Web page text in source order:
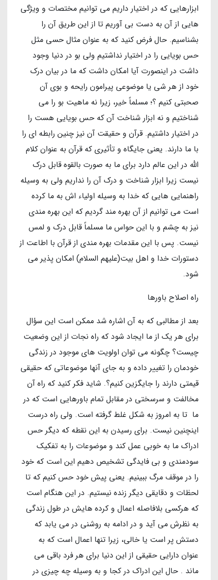
ابزارهایی که در اختیار داریم می توانیم مختصات و ویژگی
هایی از آن به دست بی آوریم تا از این طریق آن را
بشناسیم. حال فرض کنید که به عنوان مثال حسی مثل
حس بویایی را در اختیار نداشتیم ولی بو در دنیا وجود
داشت در اینصورت آیا امکان داشت که ما در بیان درک
خود از هر شی یا موضوعی پیرامون رایحه و بوی آن
صحبتی کنیم ؟؛ مسلماً خیر، زیرا نه ماهیت بو را می
شناختیم و نه ابزار شناخت آن که حس بویایی هست را
در اختیار داشتیم. قرآن و حقیقت آن نیز چنین رابطه ای را
با ما دارند. یعنی جایگاه و تأثیری که قرآن به عنوان کلام
الله در این عالم دارد برای ما به صورت بالقوه قابل درک
نیست زیرا ابزار شناخت و درک آن را نداریم ولی به وسیله
راهنمایی هایی که خدا به وسیله اولیاء اش به ما کرده
است می توانیم از آن بهره مند گردیم که این بهره مندی
نیز به چشم و با این حواس ما مسلماً قابل درک و لمس
نیست. پس با این مقدمات بهره مندی از قرآن با اطاعت از
دستورات خدا و اهل بیت(علیهم السلام) امکان پذیر می
شود.
راه اصلاح باورها
بعد از مطالبی که به آن اشاره شد ممکن است این سؤال
برای هر یک از ما ایجاد شود که راه نجات از این وضعیت
چیست؟ چگونه می توان اولویت های موجود در زندگی
خودمان را تغییر داده و به جای آنها موضوعاتی که حقیقی
قیمتی دارند را جایگزین کنیم؟. شاید فکر کنید که راه آن
مخالفت و سرسختی در مقابل تمام باورهایی است که در
ما تا به امروز به شکل غلط گرفته است. ولی راه درست
اینچنین نیست. برای رسیدن به این نقطه که دیگر حس
ادراک ما به خوبی عمل کند و موضوعات را به تفکیک
سودمندی و بی فایدگی تشخیص دهیم این است که خود
را در موقف مرگ ببینیم. یعنی پیش خود حس کنیم که تا
لحظات و دقایقی دیگر زنده نیستیم. در این هنگام است
که هرکسی بلافاصله اعمال و کرده هایش در طول زندگی
به نظرش می آید و در ادامه به روشنی در می یابد که
دستش پر است یا خالی، زیرا تنها اعمال است که به
عنوان دارایی حقیقی از این دنیا برای هر فرد باقی می
ماند . حال این ادراک در کجا و به وسیله چه چیزی در